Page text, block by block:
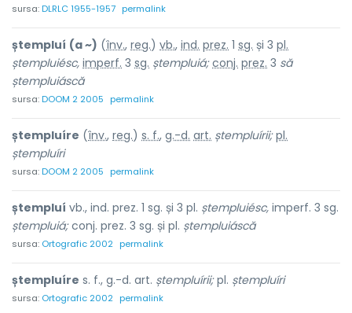
sursa:DLRLC 1955-1957 permalink
ștempluí (a ~) (înv., reg.) vb., ind. prez. 1 sg. și 3 pl.
ștempluiésc, imperf. 3 sg. ștempluiá; conj. prez. 3 să
ștempluiáscă
sursa:DOOM 2 2005 permalink
ștempluíre (înv., reg.) s. f., g.-d. art. ștempluírii; pl.
ștempluíri
sursa:DOOM 2 2005 permalink
ștempluí vb., ind. prez. 1 sg. și 3 pl. ștempluiésc, imperf. 3 sg.
ștempluiá;conj. prez. 3 sg. și pl. ștempluiáscă
sursa: Ortografic 2002 permalink
ștempluíre s. f., g.-d. art. ștempluírii;pl. ștempluíri
sursa: Ortografic 2002 permalink